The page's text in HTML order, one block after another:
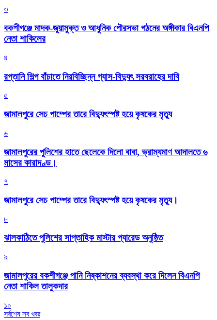
৩
বকশীগঞ্জে মাদক-জুয়ামুক্ত ও আধুনিক পৌরসভা গঠনের অঙ্গীকার বিএনপি
নেতা শাকিলের
৪
রপ্তানি শিল্প বাঁচাতে নিরবিচ্ছিন্ন গ্যাস-বিদ্যুৎ সরবরাহের দাবি
৫
জামালপুরে সেচ পাম্পের তারে বিদ্যুৎস্পষ্ট হয়ে কৃষকের মৃত্যু
৬
জামালপুরের পুলিশের হাতে ছেলেকে দিলো বাবা, ভ্রাম্যমাণ আদালতে ৬
মাসের কারাদণ্ড।
৭
জামালপুরে সেচ পাম্পের তারে বিদ্যুৎস্পষ্ট হয়ে কৃষকের মৃত্যু।
৮
‎ঝালকাঠিতে পুলিশের সাপ্তাহিক মাস্টার প্যারেড অনুষ্ঠিত
৯
জামালপুরের বকশীগঞ্জে পানি নিষ্কাশনের ব্যবস্থা করে দিলেন বিএনপি
নেতা শাকিল তালুকদার
১০
সর্বশেষ সব খবর